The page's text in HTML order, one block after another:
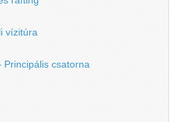
vízitúra
Principális csatorna